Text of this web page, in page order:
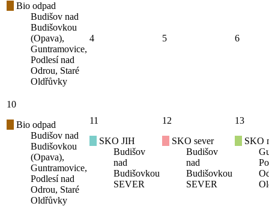
Bio odpad
Budišov nad
Budišovkou
(Opava),
Guntramovice,
Podlesí nad
Odrou, Staré
Oldřůvky
4 5 6
10
Bio odpad
Budišov nad
Budišovkou
(Opava),
Guntramovice,
Podlesí nad
Odrou, Staré
Oldřůvky
11
SKO JIH
Budišov
nad
Budišovkou
SEVER
12
SKO sever
Budišov
nad
Budišovkou
SEVER
13
SKO